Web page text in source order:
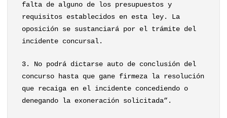
falta de alguno de los presupuestos y
requisitos establecidos en esta ley. La
oposición se sustanciará por el trámite del
incidente concursal.
3. No podrá dictarse auto de conclusión del
concurso hasta que gane firmeza la resolución
que recaiga en el incidente concediendo o
denegando la exoneración solicitada”.